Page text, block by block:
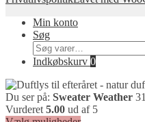
Min konto
Søg
Søg
efter:
Indkøbskurv 0
Du ser på: Sweater Weather
Vurderet 5.00 ud af 5